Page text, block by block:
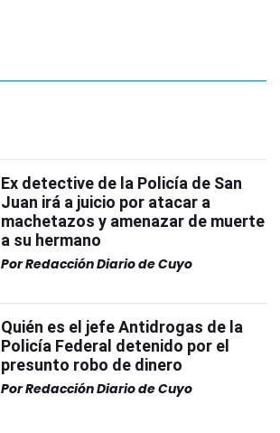
Ex detective de la Policía de San
Juan irá a juicio por atacar a
machetazos y amenazar de muerte
a su hermano
PorRedacción Diario de Cuyo
Quién es el jefe Antidrogas de la
Policía Federal detenido por el
presunto robo de dinero
PorRedacción Diario de Cuyo